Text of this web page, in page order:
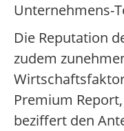
Unternehmens-
Die Reputation
zudem
Premium
beziffert den